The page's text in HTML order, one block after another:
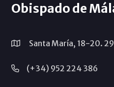
Obispado de
Santa María, 18-20.
(+34) 952 224 386